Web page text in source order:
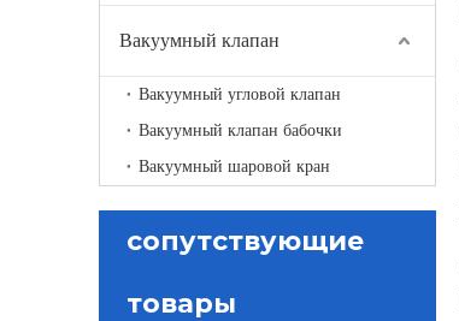
Вакуумный клапан
Вакуумный угловой клапан
Вакуумный клапан бабочки
Вакуумный шаровой кран
сопутствующие
товары